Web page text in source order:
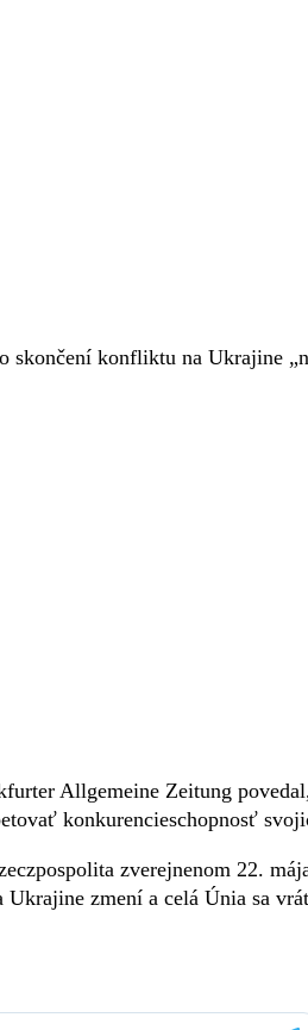
skončení konfliktu na Ukrajine
Allgemeine Zeitung
konkurencieschopnosť
zverejnenom 22.
zmení a celá Únia sa